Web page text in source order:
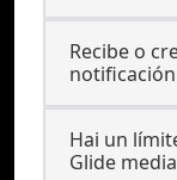
Recibe o
Hai un
Glide